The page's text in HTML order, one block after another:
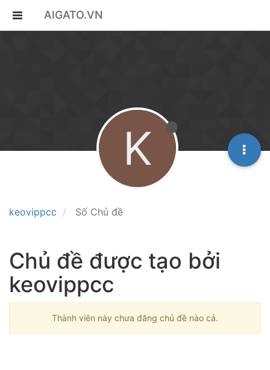
AIGATO.VN
keovippcc Số Chủ đề
K
Chủ đề được tạo bởi
keovippcc
Thành viên này chưa đăng chủ đề nào cả.